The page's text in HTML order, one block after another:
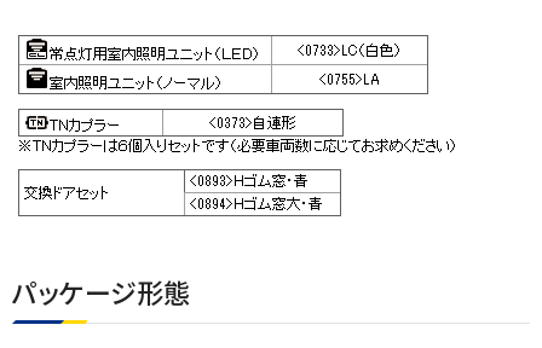
パッケージ形態